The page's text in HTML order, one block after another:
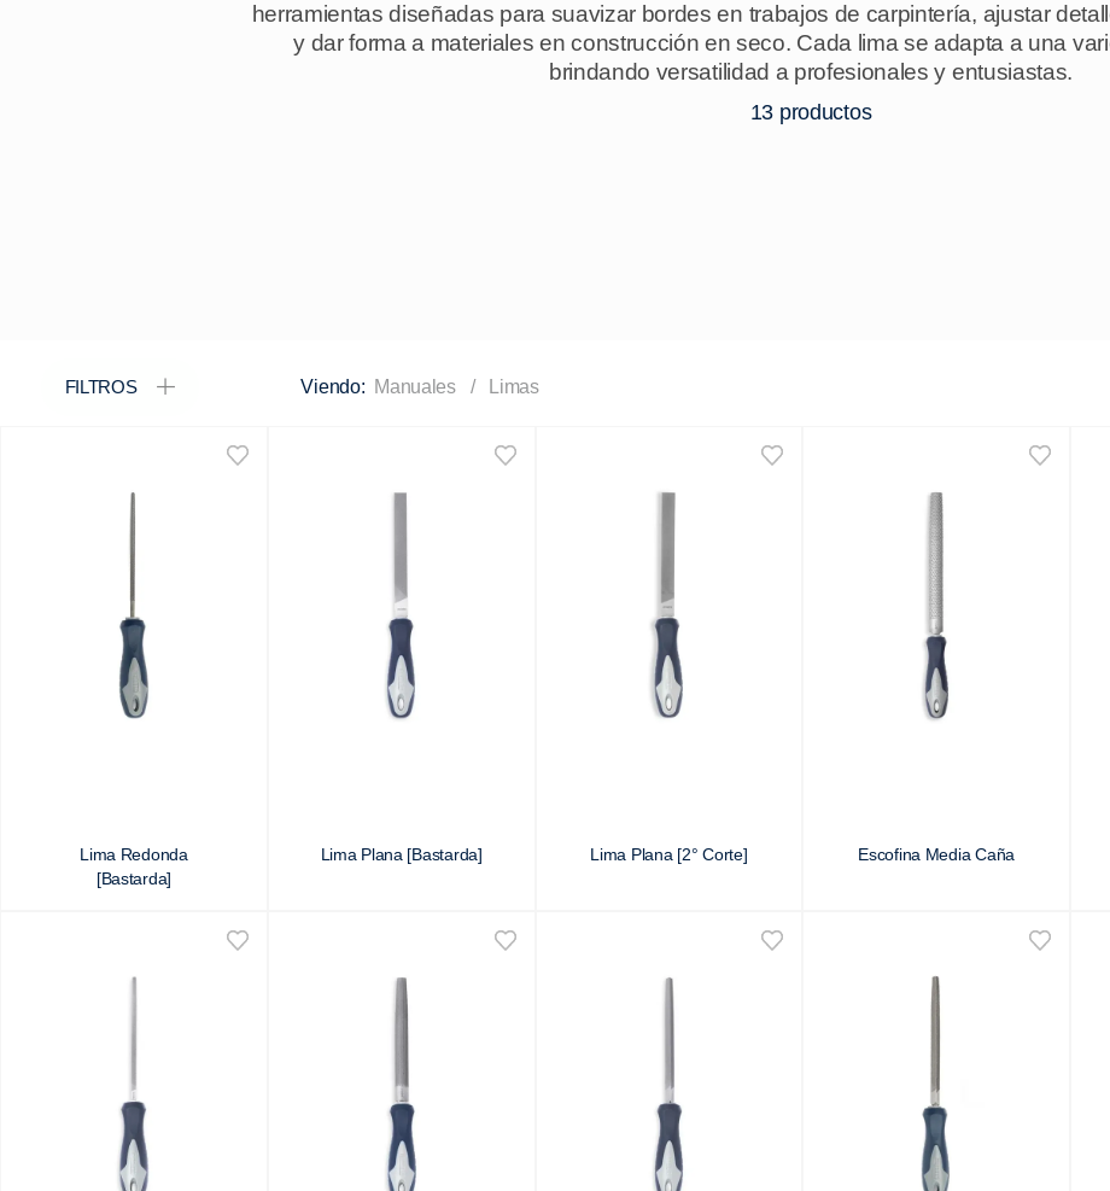
herramientas diseñadas para suavizar bordes en trabajos de carpintería, ajustar
y dar forma a materiales en construcción en seco. Cada lima se adapta a una
brindando versatilidad a profesionales y entusiastas.
13 productos
FILTROS Manuales Limas
Lima Redonda
[Bastarda]
Lima Plana [Bastarda] Lima Plana [2° Corte] Escofina Media Caña